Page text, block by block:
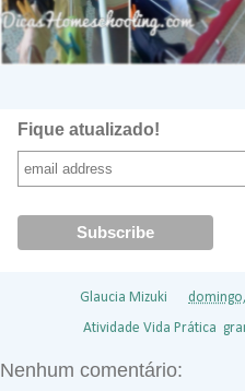
Fique atualizado!
Glaucia Mizuki
Atividade Vida Prática
Nenhum comentário: